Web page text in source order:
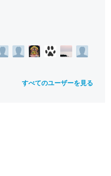
すべてのユーザーを見る